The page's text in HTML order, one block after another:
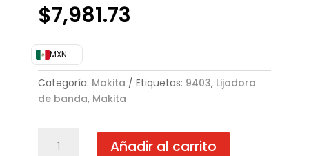
$7,981.73
MXN
Categoría: Makita Etiquetas: 9403, Lijadora
de banda, Makita
Lijadora
Añadir al carrito